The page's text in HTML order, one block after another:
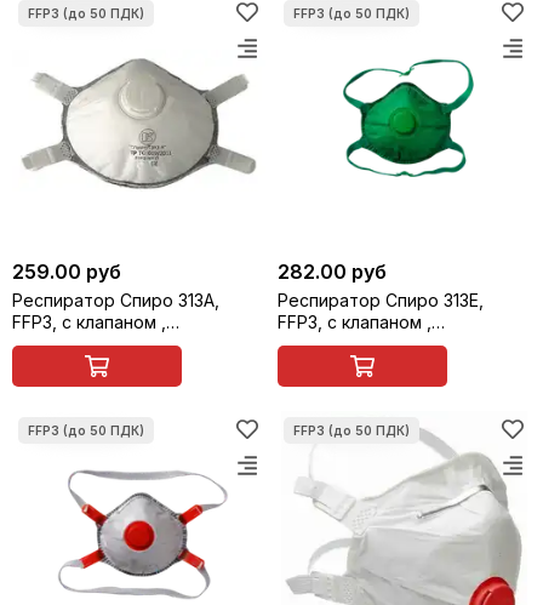
259.00 руб
Респиратор Спиро 313А,
FFP3, с клапаном ,
многоразовый
282.00 руб
Респиратор Спиро 313Е,
FFP3, с клапаном ,
многоразовый